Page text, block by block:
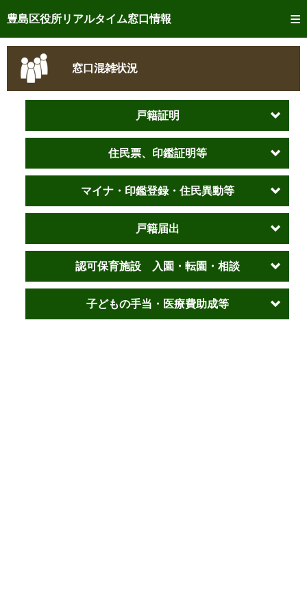
豊島区役所リアルタイム窓口情報
トップページへ
ご利用方法
事前予約
リアルタイム窓口混雑状況
リアルタイム交付状況確認
窓口混雑状況
戸籍証明
住民票、印鑑証明等
マイナ・印鑑登録・住民異動等
戸籍届出
認可保育施設 入園・転園・相談
子どもの手当・医療費助成等